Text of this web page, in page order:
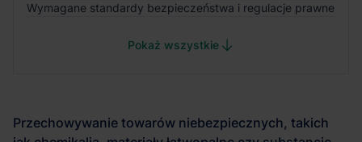
Wymagane standardy bezpieczeństwa i regulacje prawne
Pokaż wszystkie